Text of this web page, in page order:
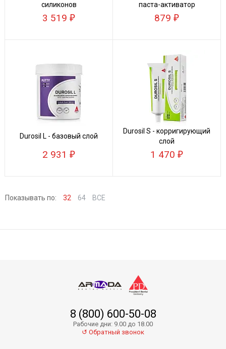
силиконов
3 519
паста-активатор
879
Durosil L - базовый слой
2 931
Durosil S - корригирующий
слой
1 470
Показывать по: 32 64 ВСЕ
8 (800) 600-50-08
Рабочие дни: 9.00 до 18.00
↺ Обратный звонок